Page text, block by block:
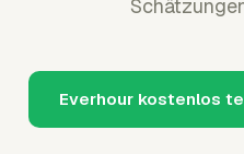
Everhour kostenlos